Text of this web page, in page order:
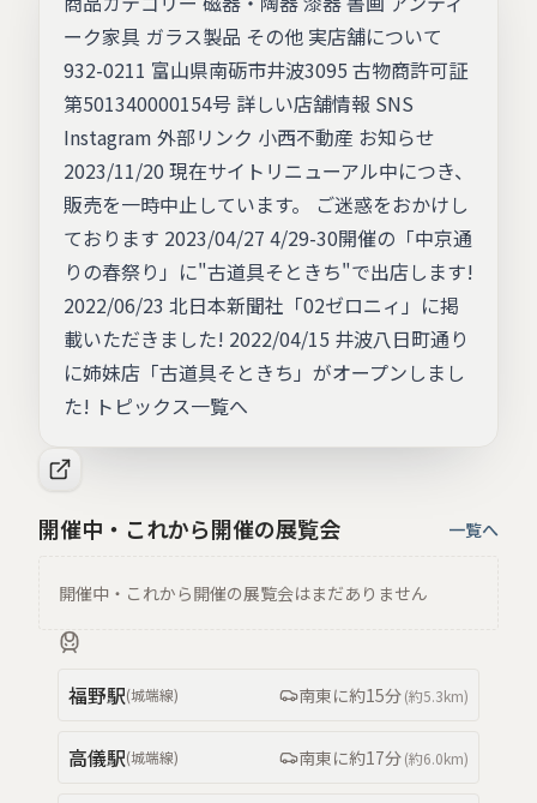
ーク家具 ガラス製品 その他 実店舗について
932-0211 富山県南砺市井波3095 古物商許可証
第501340000154号 詳しい店舗情報 SNS
Instagram 外部リンク 小西不動産 お知らせ
2023/11/20 現在サイトリニューアル中につき、
販売を一時中止しています。 ご迷惑をおかけし
ております 2023/04/27 4/29-30開催の「中京通
りの春祭り」に"古道具そときち"で出店します!
2022/06/23 北日本新聞社「02ゼロニィ」に掲
載いただきました! 2022/04/15 井波八日町通り
に姉妹店「古道具そときち」がオープンしまし
た! トピックス一覧へ
開催中・これから開催の展覧会 一覧へ
開催中・これから開催の展覧会はまだありません
福野駅(城端線) 南東に約15分(約5.3km)
高儀駅(城端線) 南東に約17分(約6.0km)